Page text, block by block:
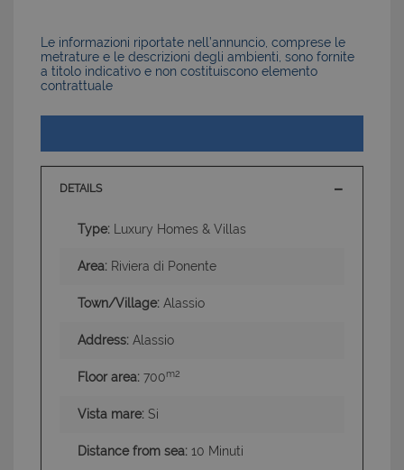
Le informazioni riportate nell’annuncio, comprese le
metrature e le descrizioni degli ambienti, sono fornite
a titolo indicativo e non costituiscono elemento
contrattuale
DETAILS
Type: Luxury Homes & Villas
Area: Riviera di Ponente
Town/Village: Alassio
Address: Alassio
Floor area: 700m2
Vista mare: Si
Distance from sea: 10 Minuti